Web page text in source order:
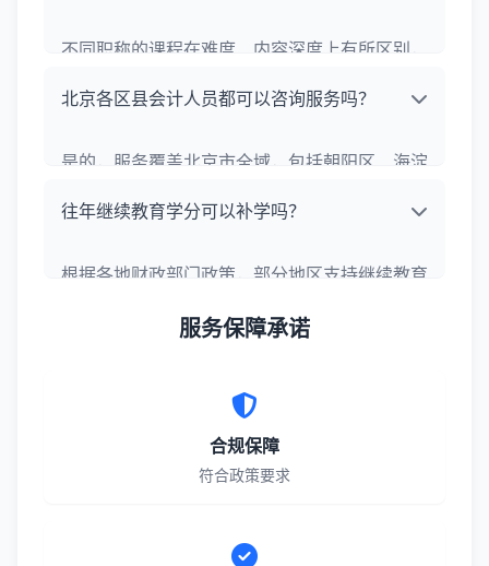
不同职称的课程在难度、内容深度上有所区别，
荐建议，同时你也可以自主选择符合学习需求的
北京各区县会计人员都可以咨询服务吗？
是的，服务覆盖北京市全域，包括朝阳区、海淀
区、顺义区、昌平区、大兴区等所有区县会计人
往年继续教育学分可以补学吗？
根据各地财政部门政策，部分地区支持继续教育
等相关指导服务，具体以当地财政部门官方要求
服务保障承诺
合规保障
符合政策要求